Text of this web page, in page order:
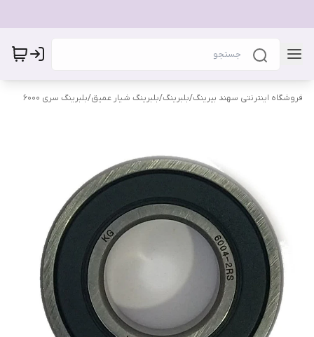
فروشگاه اینترنتی سهند بیرینگ/بلبرینگ/بلبرینگ شیار عمیق/بلبرینگ سری 6000